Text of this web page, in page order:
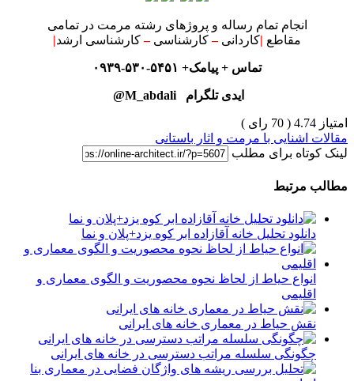
انجام تمام رساله و پروژهای رشته مرمت در تمامی
مقاطع |کاردانی– کارشناسی –کارشناسی ارشد|
تماس + پیامک+ ۵۴۵۱-۵۳۰-۰۹۳۹
ایدی تلگرام M_abdali@
امتیاز 4.74 ( 70 رای )
مقالات اشنایی با مرمت و اثار باستانی
لینک کوتاه برای مطلب
مطالب مرتبط
دانلود تحلیل خانه آقازاده ابر کوه یزد+پلان و نما
انواع حیاط از لحاظ نحوه محصوریت و الگوی معماری و
اقلیمی
نقش حیاط در معماری خانه های ایرانی
چگونگی سلسله مراتب دسترسی در خانه های ایرانی